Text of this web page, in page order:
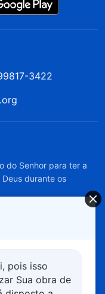
3422
do Senhor para ter a
durante os
pois isso
Sua obra de